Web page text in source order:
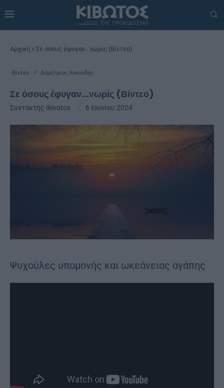
Αρχική » Σε όσους έφυγαν…νωρίς (Βίντεο)
Βίντεο Δημήτριος Λυκούδης
Σε όσους έφυγαν…νωρίς (Βίντεο)
Συντάκτης Ikivotos 6 Ιουνίου 2024
Ψυχούλες υπομονής και ωκεάνειας αγάπης